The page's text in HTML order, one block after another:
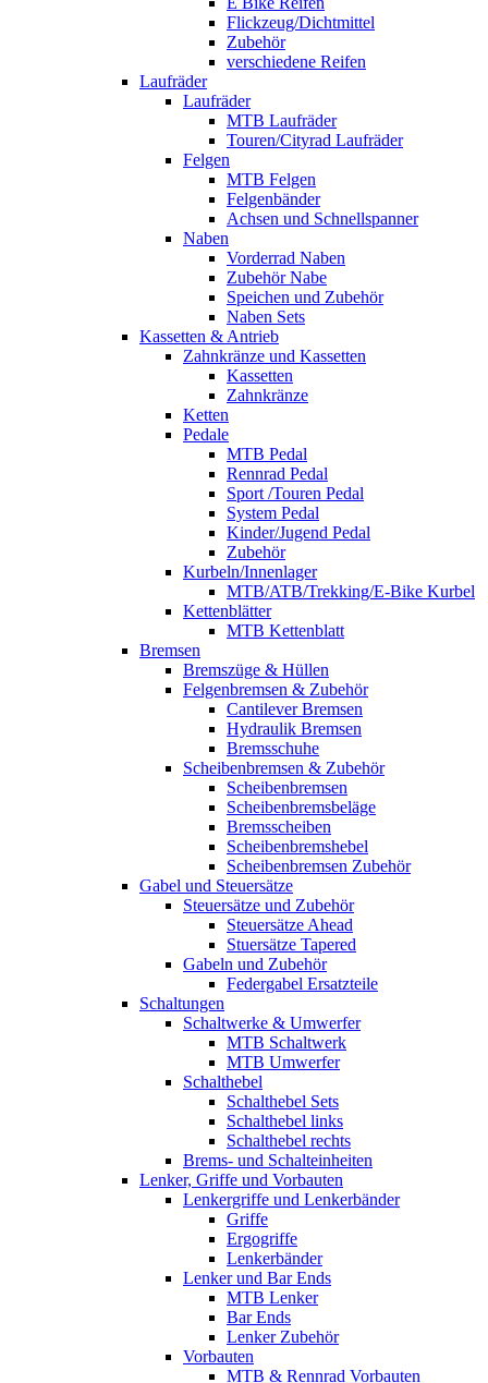
Flickzeug/Dichtmittel
Zubehör
verschiedene Reifen
Laufräder
Laufräder
MTB Laufräder
Touren/Cityrad Laufräder
Felgen
MTB Felgen
Felgenbänder
Achsen und Schnellspanner
Naben
Vorderrad Naben
Zubehör Nabe
Speichen und Zubehör
Naben Sets
Kassetten & Antrieb
Zahnkränze und Kassetten
Kassetten
Zahnkränze
Ketten
Pedale
MTB Pedal
Rennrad Pedal
Sport /Touren Pedal
System Pedal
Kinder/Jugend Pedal
Zubehör
Kurbeln/Innenlager
MTB/ATB/Trekking/E-Bike Kurbel
Kettenblätter
MTB Kettenblatt
Bremsen
Bremszüge & Hüllen
Felgenbremsen & Zubehör
Cantilever Bremsen
Hydraulik Bremsen
Bremsschuhe
Scheibenbremsen & Zubehör
Scheibenbremsen
Scheibenbremsbeläge
Bremsscheiben
Scheibenbremshebel
Scheibenbremsen Zubehör
Gabel und Steuersätze
Steuersätze und Zubehör
Steuersätze Ahead
Stuersätze Tapered
Gabeln und Zubehör
Federgabel Ersatzteile
Schaltungen
Schaltwerke & Umwerfer
MTB Schaltwerk
MTB Umwerfer
Schalthebel
Schalthebel Sets
Schalthebel links
Schalthebel rechts
Brems- und Schalteinheiten
Lenker, Griffe und Vorbauten
Lenkergriffe und Lenkerbänder
Griffe
Ergogriffe
Lenkerbänder
Lenker und Bar Ends
MTB Lenker
Bar Ends
Lenker Zubehör
Vorbauten
MTB & Rennrad Vorbauten